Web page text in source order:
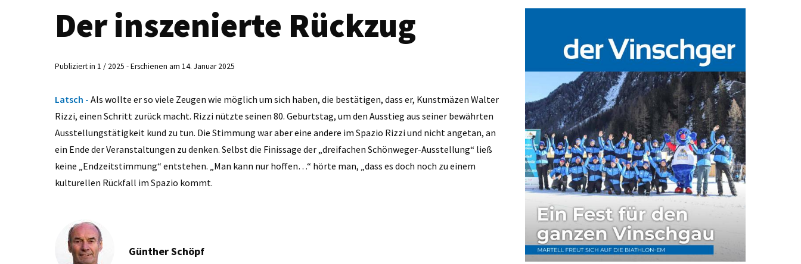
Der inszenierte Rückzug
Publiziert in 1 / 2025 - Erschienen am 14. Januar 2025
Latsch - Als wollte er so viele Zeugen wie möglich um sich haben, die bestätigen, dass er, Kunstmäzen Walter
Rizzi, einen Schritt zurück macht. Rizzi nützte seinen 80. Geburtstag, um den Ausstieg aus seiner bewährten
Ausstellungstätigkeit kund zu tun. Die Stimmung war aber eine andere im Spazio Rizzi und nicht angetan, an
ein Ende der Veranstaltungen zu denken. Selbst die Finissage der „dreifachen Schönweger-Ausstellung“ ließ
keine „Endzeitstimmung“ entstehen. „Man kann nur hoffen…“ hörte man, „dass es doch noch zu einem
kulturellen Rückfall im Spazio kommt.
Günther Schöpf